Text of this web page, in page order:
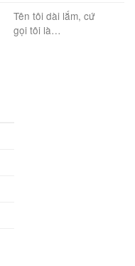
Tên tôi dài lắm, cứ
gọi tôi là…